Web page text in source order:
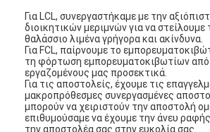
Σπίτι
Προϊόντα
Βίντεο
Σχετικά με εμάς
Για LCL, συνεργαστήκαμε με την
διοικητικών μεριμνών για να
θαλάσσιο λιμένα γρήγορα και ακίνδυνα.
Για FCL, παίρνουμε το
τη φόρτωση εμπορευματοκιβωτίων από
εργαζομένους μας προσεκτικά.
Για τις αποστολείς, έχουμε τις
μακροπρόθεσμες συνεργασμένες
μπορούν να χειριστούν την αποστολή
επιθυμούσαμε να έχουμε την άνευ
την αποστολέα σας στην ευκολία σας.